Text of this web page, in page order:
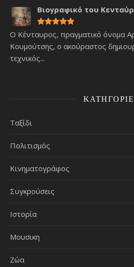
Βιογραφικό του
Ο Κένταυρος, πραγματικό όνομα
Κουμούτσης, ο ακούραστος
τεχνικός...
Ταξίδι
Πολιτισμός
Κινηματογράφος
Συγκρούσεις
Ιστορία
Μουσικη
Ζώα